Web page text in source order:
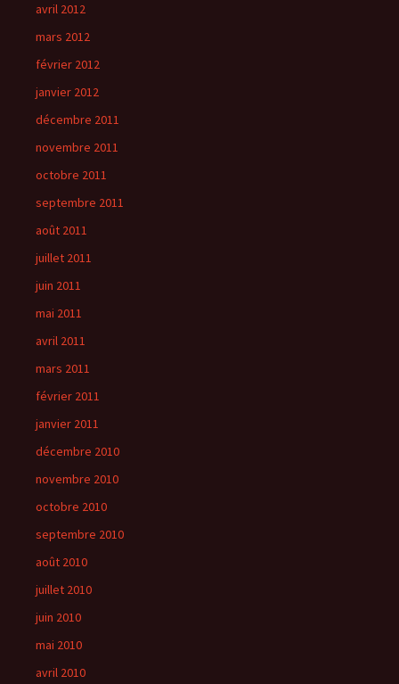
avril 2012
mars 2012
février 2012
janvier 2012
décembre 2011
novembre 2011
octobre 2011
septembre 2011
août 2011
juillet 2011
juin 2011
mai 2011
avril 2011
mars 2011
février 2011
janvier 2011
décembre 2010
novembre 2010
octobre 2010
septembre 2010
août 2010
juillet 2010
juin 2010
mai 2010
avril 2010